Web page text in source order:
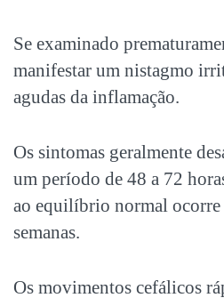
Se examinado
manifestar um nistagmo
agudas da inflamação.
Os sintomas geralmente
um período de 48 a 72
ao equilíbrio normal ocorre
semanas.
Os movimentos cefálicos